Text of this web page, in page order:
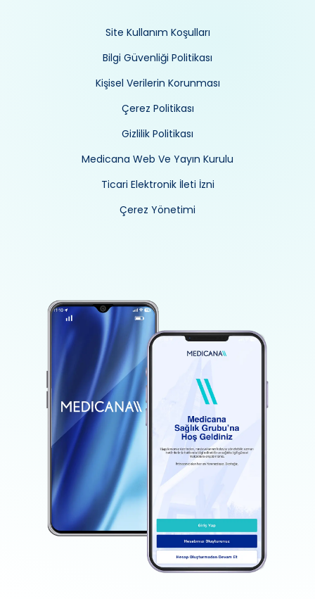
Site Kullanım Koşulları
Bilgi Güvenliği Politikası
Kişisel Verilerin Korunması
Çerez Politikası
Gizlilik Politikası
Medicana Web Ve Yayın Kurulu
Ticari Elektronik İleti İzni
Çerez Yönetimi